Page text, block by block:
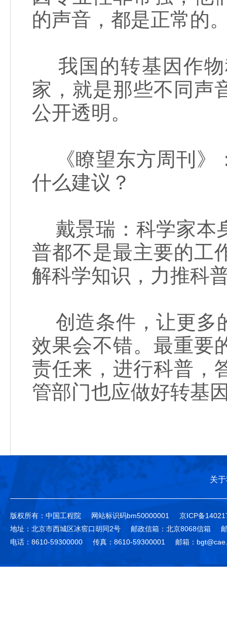
的声音，都是正常的
我国的转基因作物
家，就是那些不同声
公开透明。
《瞭望东方周刊》
什么建议？
戴景瑞：科学家本
普都不是最主要的工
解科学知识，力推科
创造条件，让更多
效果会不错。最重要
责任来，进行科普，
管部门也应做好转基
关
版权所有：中国工程院 网站标识码bm50000001
京ICP备
地址：北京市西城区冰窖口胡同2号
邮政信箱：北京8068信箱
电话：8610-59300000
传真：8610-59300001 邮箱：